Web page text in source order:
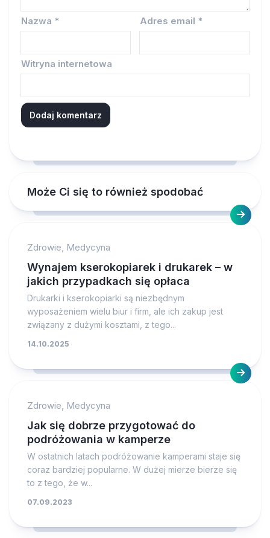
Nazwa * Adres email *
Witryna internetowa
Może Ci się to również spodobać
Zdrowie, Medycyna
Wynajem kserokopiarek i drukarek – w
jakich przypadkach się opłaca
Drukarki i kserokopiarki są niezbędnym
wyposażeniem wielu biur i firm, ale ich zakup jest
związany z dużymi kosztami, z tego...
14.10.2025
Zdrowie, Medycyna
Jak się dobrze przygotować do
podróżowania w kamperze
W ostatnich latach podróżowanie kamperami staje się
coraz bardziej popularne. W dużej mierze bierze się
to z tego, że w...
07.09.2023